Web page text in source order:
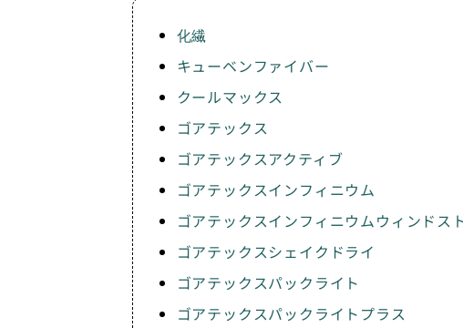
化繊
キューベンファイバー
クールマックス
ゴアテックス
ゴアテックスアクティブ
ゴアテックスインフィニウム
ゴアテックスインフィニウムウィンドス
ゴアテックスシェイクドライ
ゴアテックスパックライト
ゴアテックスパックライトプラス